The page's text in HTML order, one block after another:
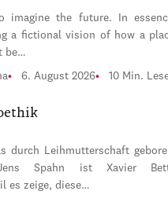
imagine the future. In
a fictional vision of how a
be…
6. August 2026 10 Min.
durch Leihmutterschaft
Jens Spahn ist Xavier
es zeige, diese…